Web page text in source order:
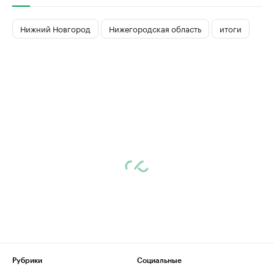
Нижний Новгород Нижегородская область итоги
Рубрики
Социальные